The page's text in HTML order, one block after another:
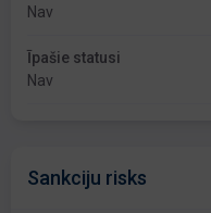
Nav
Īpašie statusi
Nav
Sankciju risks